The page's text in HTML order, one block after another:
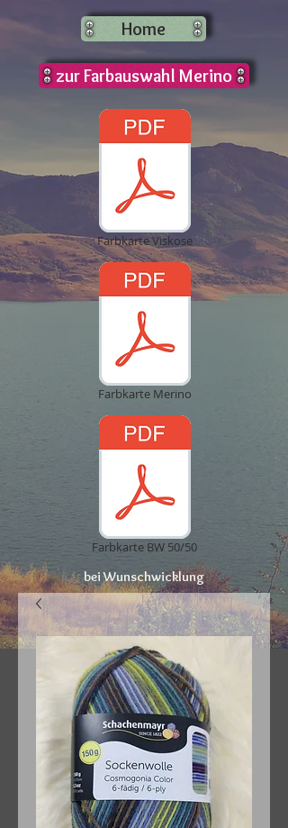
Home
zur Farbauswahl Merino
Farbkarte Viskose
Farbkarte Merino
Farbkarte BW 50/50
bei Wunschwicklung